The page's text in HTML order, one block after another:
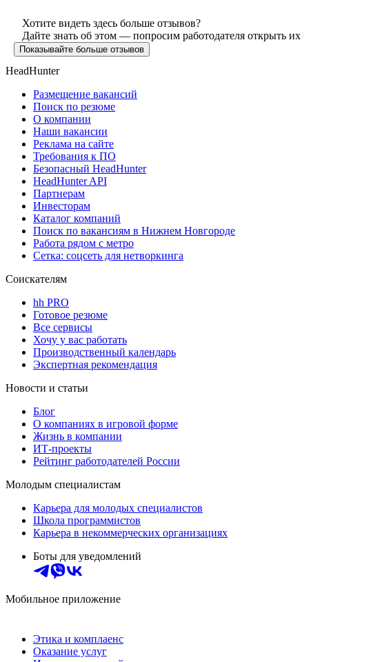
Хотите видеть здесь больше отзывов?
Дайте знать об этом — попросим работодателя открыть их
Показывайте больше отзывов
HeadHunter
Размещение вакансий
Поиск по резюме
О компании
Наши вакансии
Реклама на сайте
Требования к ПО
Безопасный HeadHunter
HeadHunter API
Партнерам
Инвесторам
Каталог компаний
Поиск по вакансиям в Нижнем Новгороде
Работа рядом с метро
Сетка: соцсеть для нетворкинга
Соискателям
hh PRO
Готовое резюме
Все сервисы
Хочу у вас работать
Производственный календарь
Экспертная рекомендация
Новости и статьи
Блог
О компаниях в игровой форме
Жизнь в компании
ИТ-проекты
Рейтинг работодателей России
Молодым специалистам
Карьера для молодых специалистов
Школа программистов
Карьера в некоммерческих организациях
Боты для уведомлений
Мобильное приложение
Этика и комплаенс
Оказание услуг